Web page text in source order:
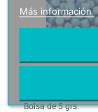
Bolsa de 5 grs.
Más información